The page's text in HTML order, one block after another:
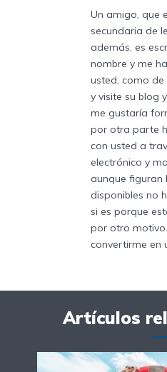
Un amigo, que
secundaria de
además, es
nombre y me
usted, como de
y visite su blog
me gustaría
por otra parte
con usted a
electrónico y
aunque figuran
disponibles no
si es porque
por otro
convertirme en
Artículos